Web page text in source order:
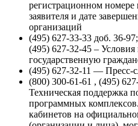
регистрационном
заявителя и дате
организаций
(495) 627-33-33 доб. 36-
(495) 627-32-45 –
государственную
(495) 627-32-11 — Пресс-
(800) 300-61-61 , (495)
Техническая поддержка
программных
кабинетов на